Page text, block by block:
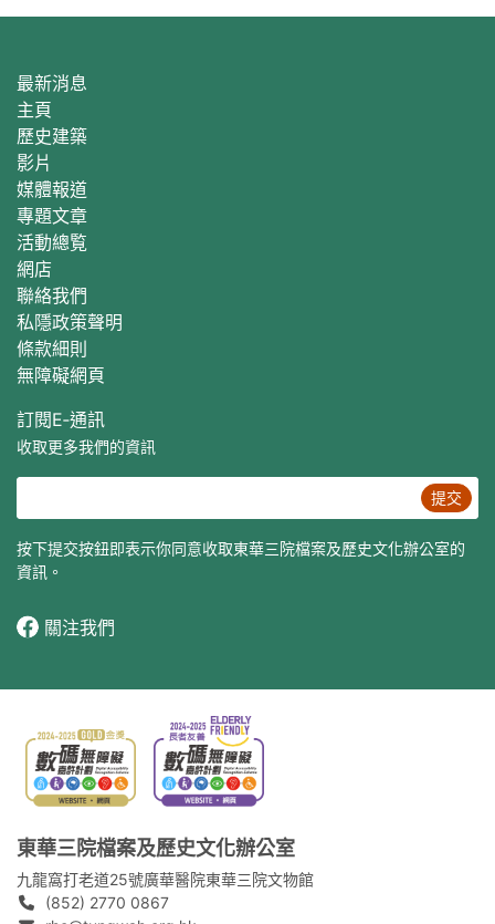
最新消息
主頁
歷史建築
影片
媒體報道
專題文章
活動總覧
網店
聯絡我們
私隱政策聲明
條款細則
無障礙網頁
訂閱E‐通訊
收取更多我們的資訊
提交
按下提交按鈕即表示你同意收取東華三院檔案及歷史文化辦公室的
資訊。
關注我們
東華三院檔案及歷史文化辦公室
九龍窩打老道25號廣華醫院東華三院文物館
(852) 2770 0867